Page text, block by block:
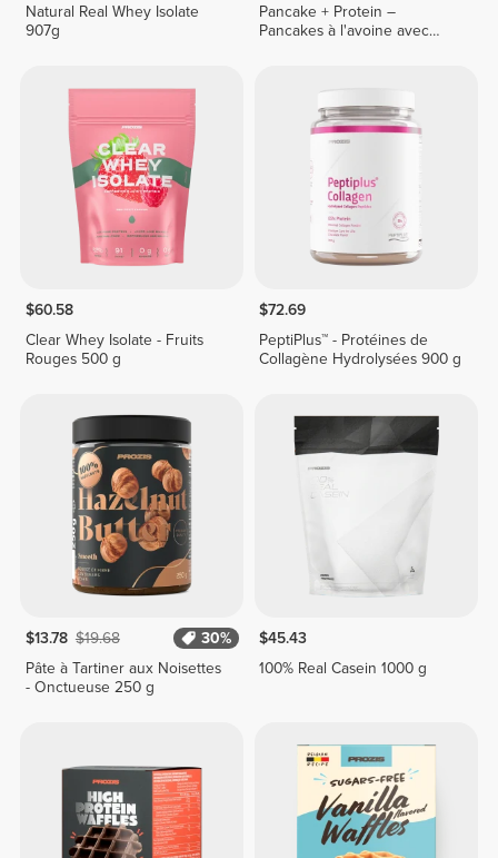
Natural Real Whey Isolate
907g
Pancake + Protein –
Pancakes à l'avoine avec
$60.58
Clear Whey Isolate - Fruits
Rouges 500 g
$72.69
PeptiPlus™ - Protéines de
Collagène Hydrolysées 900 g
$13.78 $19.68
30%
Pâte à Tartiner aux Noisettes
- Onctueuse 250 g
$45.43
100% Real Casein 1000 g